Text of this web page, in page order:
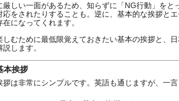
厳しい一面があるため、知らずに「NG行動」をと
をされたりすることも。逆に、基本的な挨拶とエ
になってくれます。
むために最低限覚えておきたい基本の挨拶と、
します。
本挨拶
拶は非常にシンプルです。英語も通じますが、一